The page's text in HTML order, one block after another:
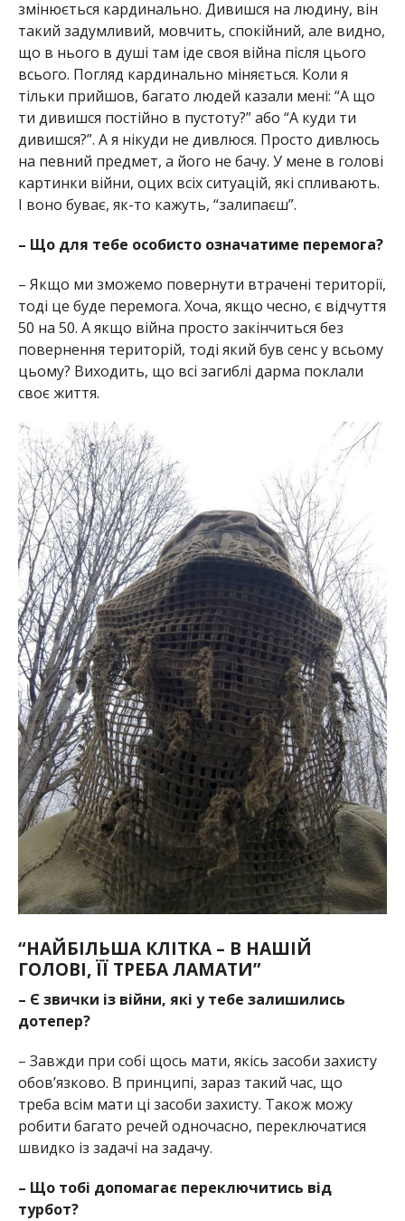
змінюється кардинально. Дивишся на людину, він
такий задумливий, мовчить, спокійний, але видно,
що в нього в душі там іде своя війна після цього
всього. Погляд кардинально міняється. Коли я
тільки прийшов, багато людей казали мені: “А що
ти дивишся постійно в пустоту?” або “А куди ти
дивишся?”. А я нікуди не дивлюся. Просто дивлюсь
на певний предмет, а його не бачу. У мене в голові
картинки війни, оцих всіх ситуацій, які спливають.
І воно буває, як-то кажуть, “залипаєш”.
– Що для тебе особисто означатиме перемога?
– Якщо ми зможемо повернути втрачені території,
тоді це буде перемога. Хоча, якщо чесно, є відчуття
50 на 50. А якщо війна просто закінчиться без
повернення територій, тоді який був сенс у всьому
цьому? Виходить, що всі загиблі дарма поклали
своє життя.
“НАЙБІЛЬША КЛІТКА – В НАШІЙ
ГОЛОВІ, ЇЇ ТРЕБА ЛАМАТИ”
– Є звички із війни, які у тебе залишились
дотепер?
– Завжди при собі щось мати, якісь засоби захисту
обов’язково. В принципі, зараз такий час, що
треба всім мати ці засоби захисту. Також можу
робити багато речей одночасно, переключатися
швидко із задачі на задачу.
– Що тобі допомагає переключитись від
турбот?